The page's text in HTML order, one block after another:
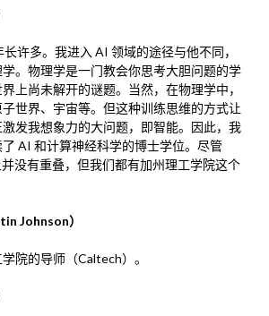
许多。我进入 AI 领域的途径与他不同，
。物理学是一门教会你思考大胆问题的学
上尚未解开的谜题。当然，在物理学中，
世界、宇宙等。但这种训练思维的方式让
发我想象力的大问题，即智能。因此，我
AI 和计算神经科学的博士学位。尽管
没有重叠，但我们都有加州理工学院这个
Johnson）
院的导师（Caltech）。